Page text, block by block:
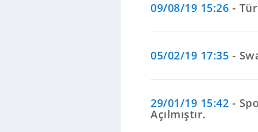
09/08/19 15:26 -
05/02/19 17:35 -
29/01/19 15:42 -
Açılmıştır.